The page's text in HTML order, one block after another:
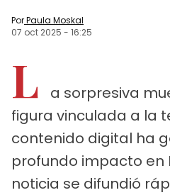
PorPaula Moskal
07 oct 2025 - 16:25
L
a sorpresiva
figura vinculada a la
contenido digital ha
profundo impacto en
noticia se difundió